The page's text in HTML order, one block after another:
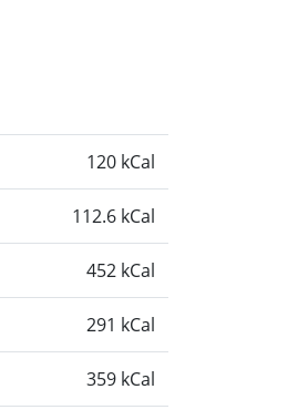
120 kCal
112.6 kCal
452 kCal
291 kCal
359 kCal